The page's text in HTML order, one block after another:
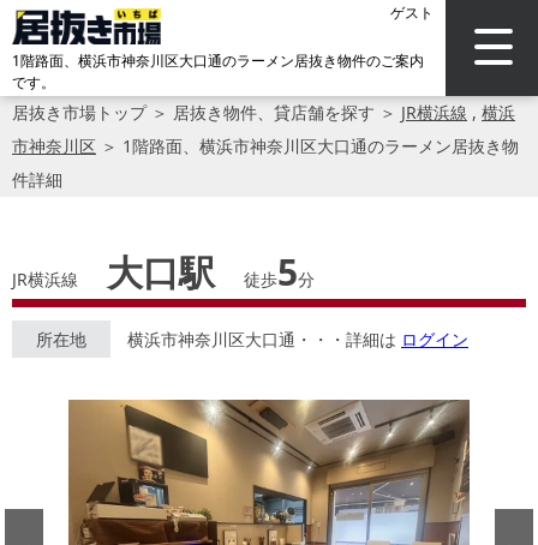
ゲスト
1階路面、横浜市神奈川区大口通のラーメン居抜き物件のご案内
です。
居抜き市場トップ＞ 居抜き物件、貸店舗を探す ＞ JR横浜線 , 横浜
市神奈川区 ＞ 1階路面、横浜市神奈川区大口通のラーメン居抜き物
件詳細
JR横浜線 大口駅 徒歩5分
所在地 横浜市神奈川区大口通・・・詳細は ログイン